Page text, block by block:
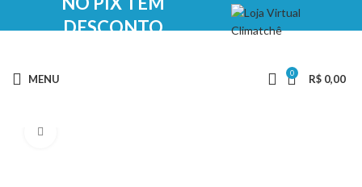
DESCONTO
MENU 0 R$ 0,00